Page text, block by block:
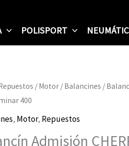
POLISPORT
/ Motor / Balancines /
400
, Motor, Repuestos
Admisión